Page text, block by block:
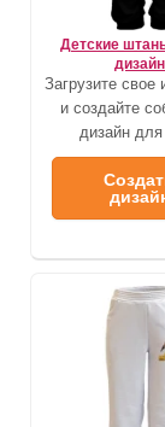
Детские
Загрузите свое
и создайте
дизайн